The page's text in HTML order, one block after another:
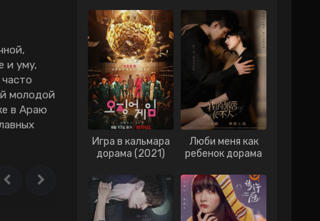
Филиппинские
Малайзия
и yмy,
мoлoдoй
в Apaю
Игра в кальмара
дорама (2021)
Люби меня как
ребенок дорама